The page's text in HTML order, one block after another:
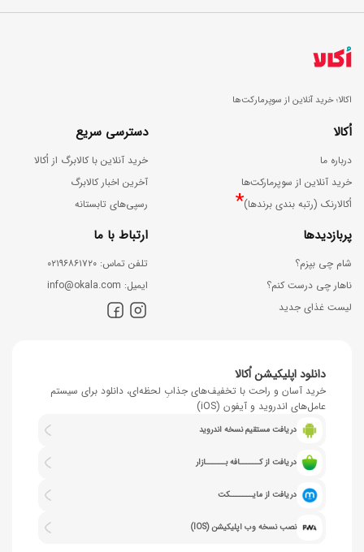
اکالا؛ خرید آنلاین از سوپرمارکت‌ها
اُکالا
درباره ما
خرید آنلاین از سوپرمارکت‌ها
اُکالارنک (رتبه بندی برندها)*
دسترسی سریع
خرید آنلاین با کالابرگ از اُکالا
آخرین اخبار کالابرگ
رسپی‌های تابستانه
پربازدیدها
شام چی بپزم؟
ناهار چی درست کنم؟
لیست غذای جدید
ارتباط با ما
ﺗﻠﻔﻦ ﺗﻤﺎس: ۰۲۱۹۶۸۶۱۷۲۰
اﯾﻤﯿﻞ: info@okala.com
دانلود اپلیکیشن اُکالا
خرید آسان و راحت با تخفیف‌های جذابِ لحظه‌ای، دانلود برای سیستم
عامل‌های اندروید و آیفون (iOS)
دریافت مستقیم نسخه اندروید
دریافت از کــــــافه بــــــازار
دریافت از مایـــــــکت
نصب نسخه وب اپلیکیشن (IOS)